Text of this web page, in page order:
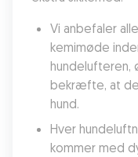
Vi anbefaler
kemimøde
hundelufteren,
bekræfte, at
hund.
Hver
kommer med